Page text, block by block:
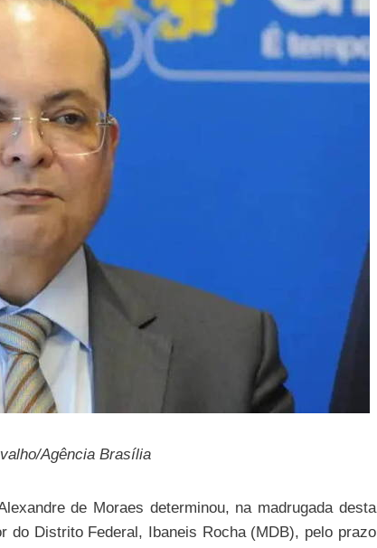
Agência Brasília
de Moraes determinou, na madrugada desta
do Distrito Federal, Ibaneis Rocha (MDB), pelo prazo